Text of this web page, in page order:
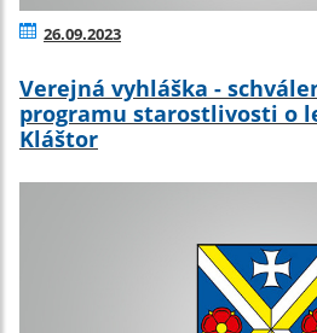
26.09.2023
Verejná vyhláška -
programu starostlivosti o
Kláštor